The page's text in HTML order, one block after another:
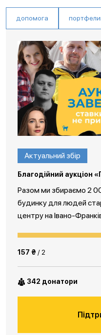
допомога
Актуальний збір
Благодійний аукціон
Разом ми збираємо 2
будинку для людей
центру на Івано-
157 ₴ / 2
342 донатори